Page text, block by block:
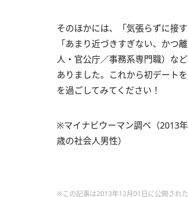
そのほかには、「気張らずに接
「あまり近づきすぎない、かつ
人・官公庁／事務系専門職）な
ありました。これから初デート
を過ごしてみてください！
※マイナビウーマン調べ（2013
歳の社会人男性）
※この記事は2013年12月01日に公開され